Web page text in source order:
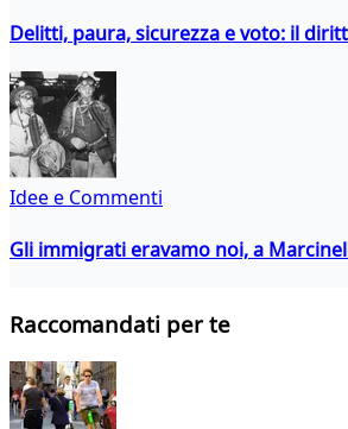
Delitti, paura, sicurezza e voto: il
Idee e Commenti
Gli immigrati eravamo noi, a
Raccomandati per te